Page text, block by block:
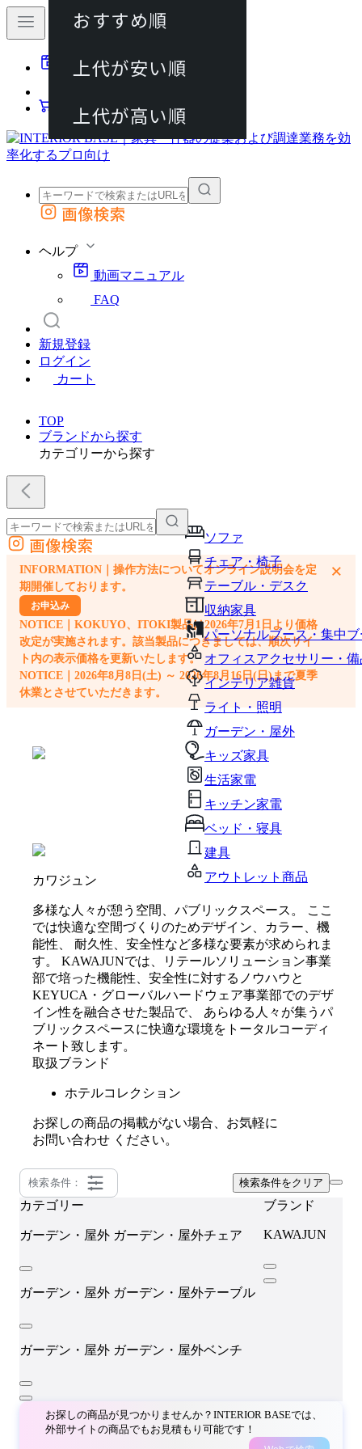
動画マニュアル
カート
外部サイトの商品をカートに追加
画像検索
ヘルプ
動画マニュアル
FAQ
新規登録
ログイン
カート
TOP
ブランドから探す
カテゴリーから探す
ソファ
チェア・椅子
テーブル・デスク
収納家具
パーソナルブース・集中
オフィスアクセサリー・備
インテリア雑貨
ライト・照明
ガーデン・屋外
キッズ家具
生活家電
キッチン家電
ベッド・寝具
建具
アウトレット商品
外部サイトの商品をカートに追加
他のサイトで見つけた商品ページのURLを貼り付けて、カートに追加できます
画像検索
INFORMATION｜操作方法についてオンライン説明会を定
期開催しております。
お申込み
NOTICE｜KOKUYO、ITOKI製品は2026年7月1日より価格
改定が実施されます。該当製品につきましては、順次サイ
ト内の表示価格を更新いたします。
NOTICE｜2026年8月8日(土) ～ 2026年8月16日(日)まで夏季
休業とさせていただきます。
×
カワジュン
多様な人々が憩う空間、パブリックスペース。 ここ
では快適な空間づくりのためデザイン、カラー、機
能性、 耐久性、安全性など多様な要素が求められま
す。 KAWAJUNでは、リテールソリューション事業
部で培った機能性、安全性に対するノウハウと
KEYUCA・グローバルハードウェア事業部でのデザ
イン性を融合させた製品で、 あらゆる人々が集うパ
ブリックスペースに快適な環境をトータルコーディ
ネート致します。
取扱ブランド
ホテルコレクション
お探しの商品の掲載がない場合、お気軽に
お問い合わせ ください。
検索条件： 検索条件をクリア
カテゴリー
ガーデン・屋外 ガーデン・屋外チェア
ガーデン・屋外 ガーデン・屋外テーブル
ガーデン・屋外 ガーデン・屋外ベンチ
ブランド
KAWAJUN
お探しの商品が見つかりませんか？INTERIOR BASEでは、
外部サイトの商品でもお見積もり可能です！
おすすめ順
上代が安い順
上代が高い順